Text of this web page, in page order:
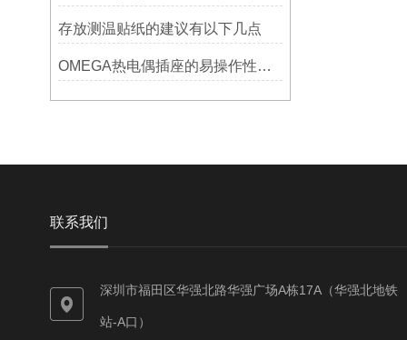
存放测温贴纸的建议有以下几点
OMEGA热电偶插座的易操作性探讨
联系我们
深圳市福田区华强北路华强广场A栋17A（华强北地铁
站-A口）